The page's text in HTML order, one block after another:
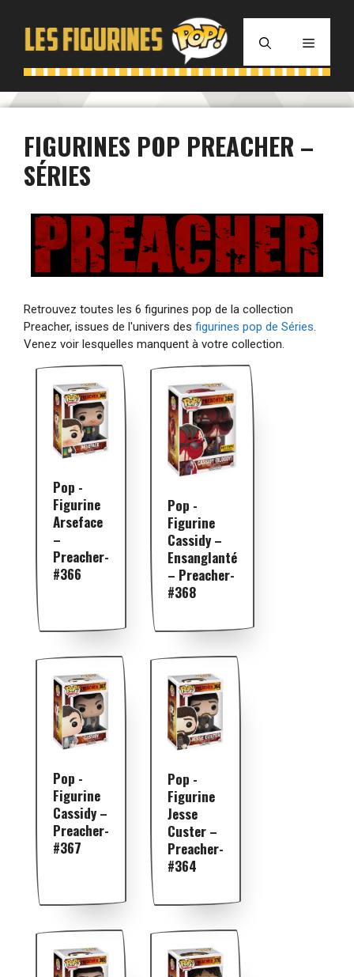
contenu
MENU
FIGURINES POP PREACHER –
SÉRIES
Retrouvez toutes les 6 figurines pop de la collection
Preacher, issues de l'univers des figurines pop de Séries.
Venez voir lesquelles manquent à votre collection.
Pop -
Figurine
Arseface
–
Preacher-
#366
Pop -
Figurine
Cassidy –
Ensanglanté
– Preacher-
#368
Pop -
Figurine
Cassidy –
Preacher-
#367
Pop -
Figurine
Jesse
Custer –
Preacher-
#364